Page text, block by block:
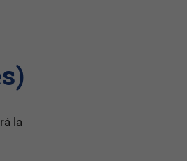
la